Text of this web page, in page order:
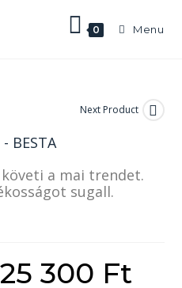
0 Menu
Next Product
a mai trendet.
sugall.
25 300 Ft